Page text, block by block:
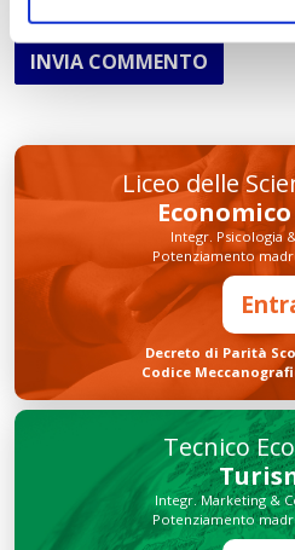
INVIA COMMENTO
Liceo delle
Integr. Psicologia
Potenziamento
Decreto di Parità
Codice
Tecnico
Integr. Marketing &
Potenziamento